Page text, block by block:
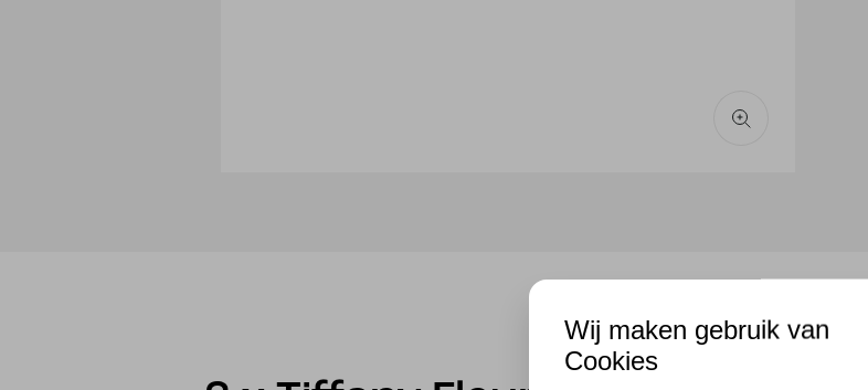
Wij maken gebruik van
Cookies